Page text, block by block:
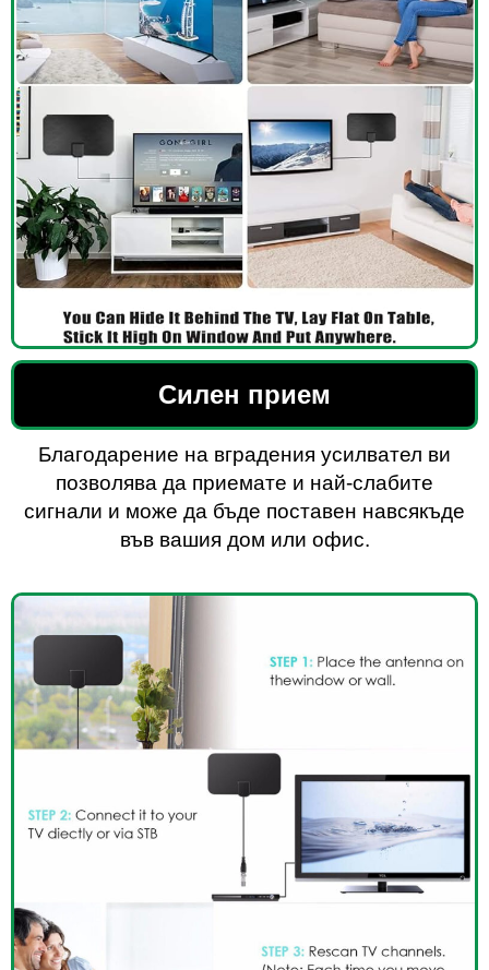
Силен прием
Благодарение на вградения усилвател ви
позволява да приемате и най-слабите
сигнали и може да бъде поставен навсякъде
във вашия дом или офис.